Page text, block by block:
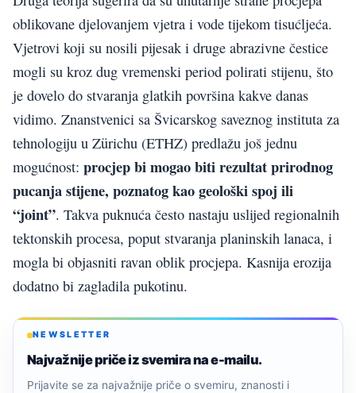
oblikovane djelovanjem vjetra i vode tijekom tisućljeća.
Vjetrovi koji su nosili pijesak i druge abrazivne čestice
mogli su kroz dug vremenski period polirati stijenu, što
je dovelo do stvaranja glatkih površina kakve danas
vidimo. Znanstvenici sa Švicarskog saveznog instituta za
tehnologiju u Zürichu (ETHZ) predlažu još jednu
mogućnost: procjep bi mogao biti rezultat prirodnog
pucanja stijene, poznatog kao geološki spoj ili
“joint”. Takva puknuća često nastaju uslijed regionalnih
tektonskih procesa, poput stvaranja planinskih lanaca, i
mogla bi objasniti ravan oblik procjepa. Kasnija erozija
dodatno bi zagladila pukotinu.
NEWSLETTER
Najvažnije priče iz svemira na e-mailu.
Prijavite se za najvažnije priče o svemiru, znanosti i